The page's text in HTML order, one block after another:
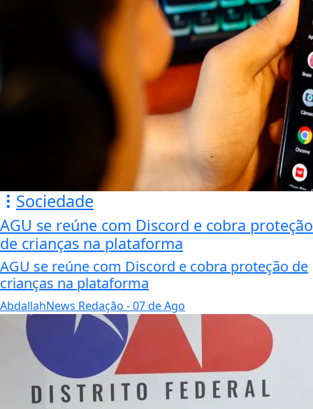
Sociedade
AGU se reúne com Discord e cobra proteção
de crianças na plataforma
AGU se reúne com Discord e cobra proteção de
crianças na plataforma
AbdallahNews Redação - 07 de Ago